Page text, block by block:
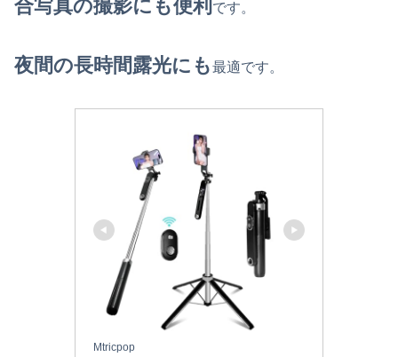
合写真の撮影にも便利 です。
夜間の長時間露光にも最適です。
Mtricpop